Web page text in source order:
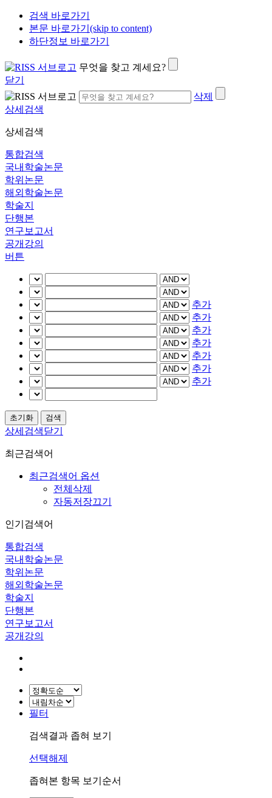
검색 바로가기
본문 바로가기(skip to content)
하단정보 바로가기
무엇을 찾고 계세요?
닫기
삭제
상세검색
상세검색
통합검색
국내학술논문
학위논문
해외학술논문
학술지
단행본
연구보고서
공개강의
버튼
추가
추가
추가
추가
추가
추가
추가
상세검색닫기
최근검색어
최근검색어 옵션
전체삭제
자동저장끄기
인기검색어
통합검색
국내학술논문
학위논문
해외학술논문
학술지
단행본
연구보고서
공개강의
필터
검색결과 좁혀 보기
선택해제
좁혀본 항목 보기순서